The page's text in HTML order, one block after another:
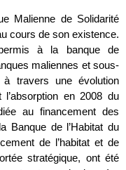
Malienne de Solidarité
cours de son existence.
à la banque de
maliennes et sous-
à travers une évolution
l’absorption en 2008 du
au financement des
Banque de l’Habitat du
de l’habitat et de
stratégique, ont été